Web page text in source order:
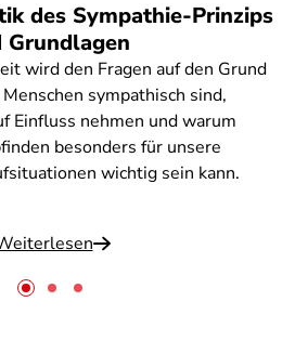
des Sympathie-Prinzips
wird den Fragen auf den Grund
sympathisch sind,
Einfluss nehmen und warum
besonders für unsere
wichtig sein kann.